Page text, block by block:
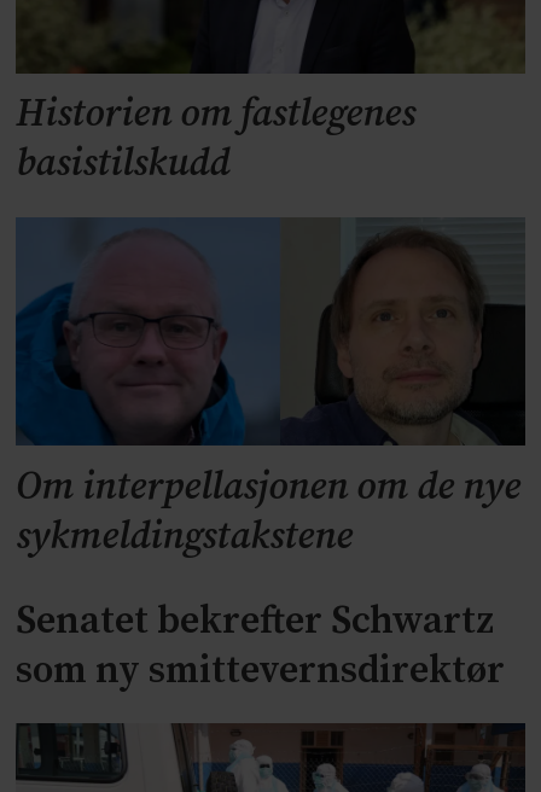
Historien om fastlegenes
basistilskudd
Om interpellasjonen om de nye
sykmeldingstakstene
Senatet bekrefter Schwartz
som ny smittevernsdirektør